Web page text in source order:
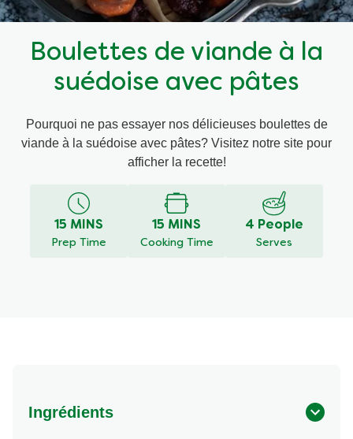
Recettes par Type de Plat
Boulettes de viande à la
suédoise avec pâtes
Pourquoi ne pas essayer nos délicieuses boulettes de
viande à la suédoise avec pâtes? Visitez notre site pour
afficher la recette!
15 MINS
Prep Time
15 MINS
Cooking Time
4 People
Serves
Ingrédients